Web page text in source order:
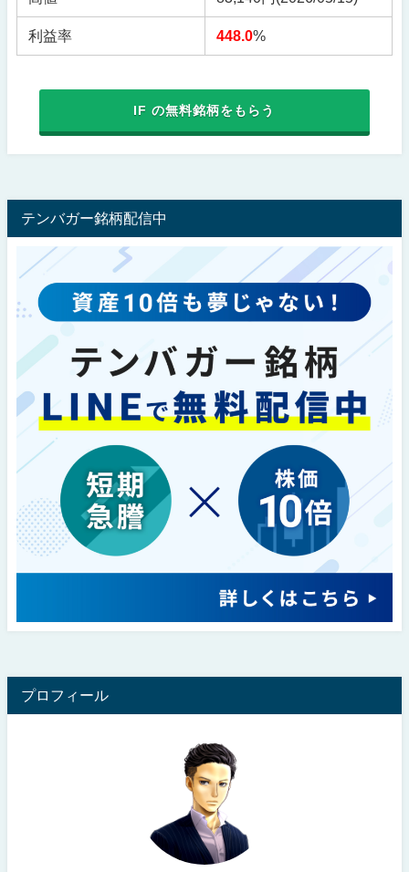
利益率 448.0%
IF の無料銘柄をもらう
テンバガー銘柄配信中
プロフィール